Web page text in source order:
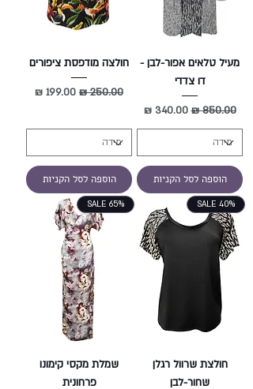
מעיל טלאים אפור-לבן -
דו צדדי
מחיר רגיל‏850.00 ‏₪ מחיר מבצע‏340.00 ‏₪
הוספה לסל הקניות
חולצה מודפסת ציפורים
מחיר רגיל מחיר מבצע
הוספה לסל הקניות
SALE 40%
חולצת שרוול רגלן
שחור-לבן
SALE 65%
שמלת מקסי קימונו
פרחונית